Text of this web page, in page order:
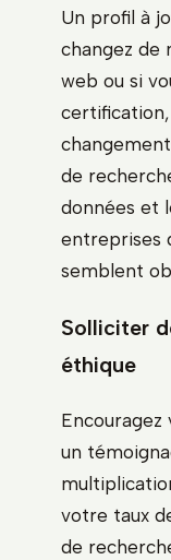
Un profil à
changez de
web ou si
de
données et
entreprises
semblent
Solliciter
éthique
Encouragez
un
votre taux
de